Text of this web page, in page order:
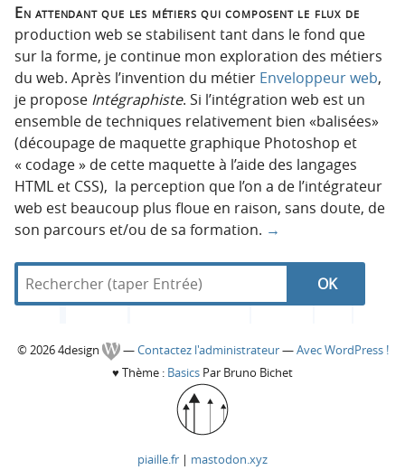
En attendant que les métiers qui composent le flux de
production web se stabilisent tant dans le fond que
sur la forme, je continue mon exploration des métiers
du web. Après l’invention du métier Enveloppeur web,
je propose Intégraphiste. Si l’intégration web est un
ensemble de techniques relativement bien «balisées»
(découpage de maquette graphique Photoshop et
« codage » de cette maquette à l’aide des langages
HTML et CSS), la perception que l’on a de l’intégrateur
web est beaucoup plus floue en raison, sans doute, de
son parcours et/ou de sa formation. →
N
R
R
e
d
4
C
© 2026 4design —Contactez l'administrateur—Avec WordPress !
♥ Thème : Basics Par Bruno Bichet
piaille.fr | mastodon.xyz